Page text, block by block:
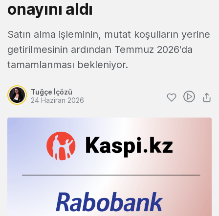
onayını aldı
Satın alma işleminin, mutat koşulların yerine
getirilmesinin ardından Temmuz 2026'da
tamamlanması bekleniyor.
Tuğçe İçözü
24 Haziran 2026